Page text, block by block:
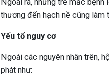
Ngoài ra, những trẻ mắc
thương đến hạch nề cũng làm
Yếu tố nguy cơ
Ngoài các nguyên nhân trên,
phát như: